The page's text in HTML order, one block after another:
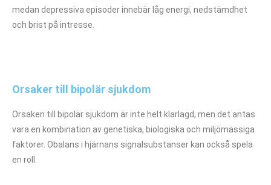
medan depressiva episoder innebär låg energi, nedstämdhet
och brist på intresse.
Orsaker till bipolär sjukdom
Orsaken till bipolär sjukdom är inte helt klarlagd, men det antas
vara en kombination av genetiska, biologiska och miljömässiga
faktorer. Obalans i hjärnans signalsubstanser kan också spela
en roll.